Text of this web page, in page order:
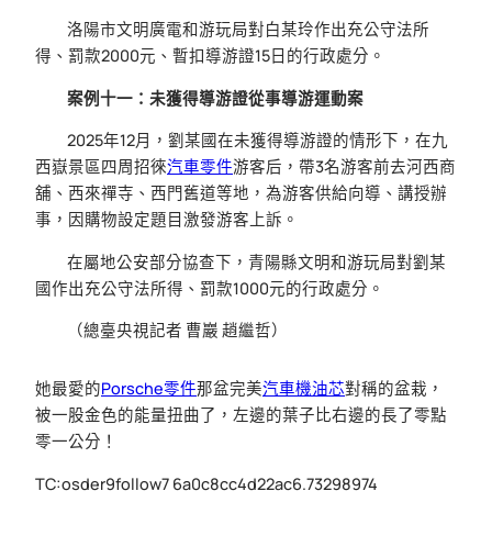
洛陽市文明廣電和游玩局對白某玲作出充公守法所
得、罰款2000元、暫扣導游證15日的行政處分。
案例十一：未獲得導游證從事導游運動案
2025年12月，劉某國在未獲得導游證的情形下，在九
西嶽景區四周招徠汽車零件游客后，帶3名游客前去河西商
舖、西來禪寺、西門舊道等地，為游客供給向導、講授辦
事，因購物設定題目激發游客上訴。
在屬地公安部分協查下，青陽縣文明和游玩局對劉某
國作出充公守法所得、罰款1000元的行政處分。
（總臺央視記者 曹巖 趙繼哲）
她最愛的Porsche零件那盆完美汽車機油芯對稱的盆栽，
被一股金色的能量扭曲了，左邊的葉子比右邊的長了零點
零一公分！
TC:osder9follow7 6a0c8cc4d22ac6.73298974